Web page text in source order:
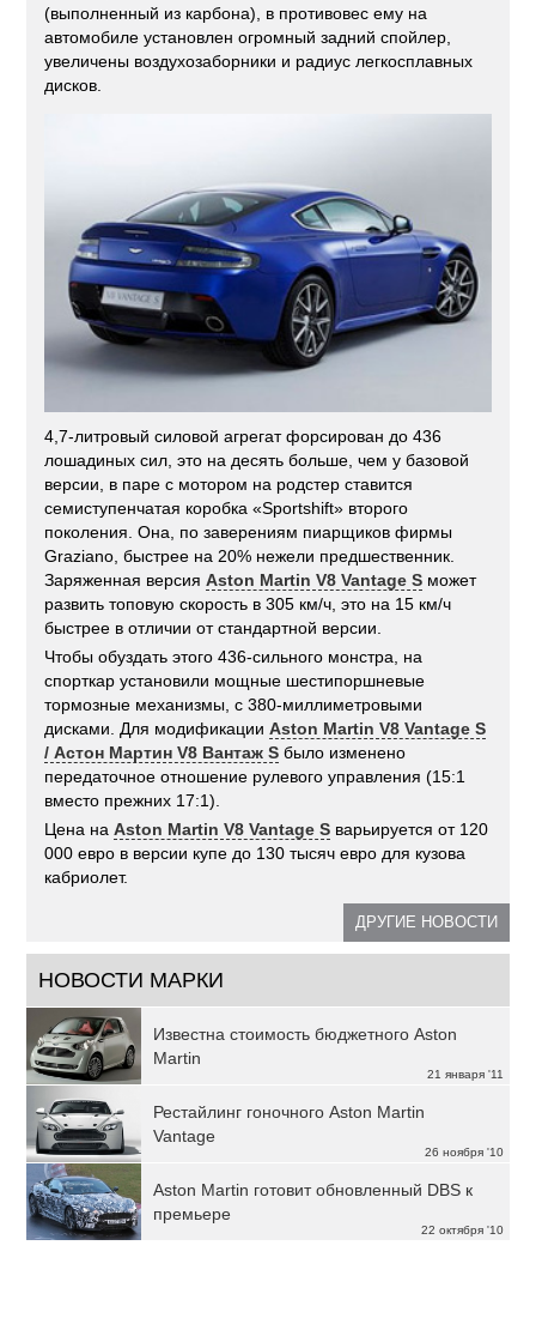
(выполненный из карбона), в противовес ему на
автомобиле установлен огромный задний спойлер,
увеличены воздухозаборники и радиус легкосплавных
дисков.
4,7-литровый силовой агрегат форсирован до 436
лошадиных сил, это на десять больше, чем у базовой
версии, в паре с мотором на родстер ставится
семиступенчатая коробка «Sportshift» второго
поколения. Она, по заверениям пиарщиков фирмы
Graziano, быстрее на 20% нежели предшественник.
Заряженная версияAston Martin V8 Vantage S может
развить топовую скорость в 305 км/ч, это на 15 км/ч
быстрее в отличии от стандартной версии.
Чтобы обуздать этого 436-сильного монстра, на
спорткар установили мощные шестипоршневые
тормозные механизмы, с 380-миллиметровыми
дисками. Для модификацииAston Martin V8 Vantage S
/ Астон Мартин V8 Вантаж S было изменено
передаточное отношение рулевого управления (15:1
вместо прежних 17:1).
Цена наAston Martin V8 Vantage S варьируется от 120
000 евро в версии купе до 130 тысяч евро для кузова
кабриолет.
ДРУГИЕ НОВОСТИ
НОВОСТИ МАРКИ
21 января '11
Известна стоимость бюджетного Aston
Martin
26 ноября '10
Рестайлинг гоночного Aston Martin
Vantage
22 октября '10
Aston Martin готовит обновленный DBS к
премьере